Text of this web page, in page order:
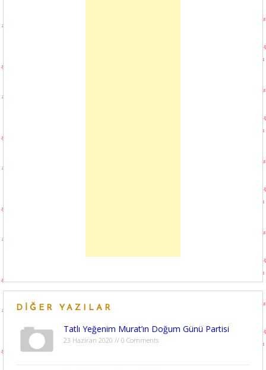
DIĞER YAZILAR
Tatlı Yeğenim Murat’ın Doğum Günü Partisi
23 Haziran 2020 // 0 Comments